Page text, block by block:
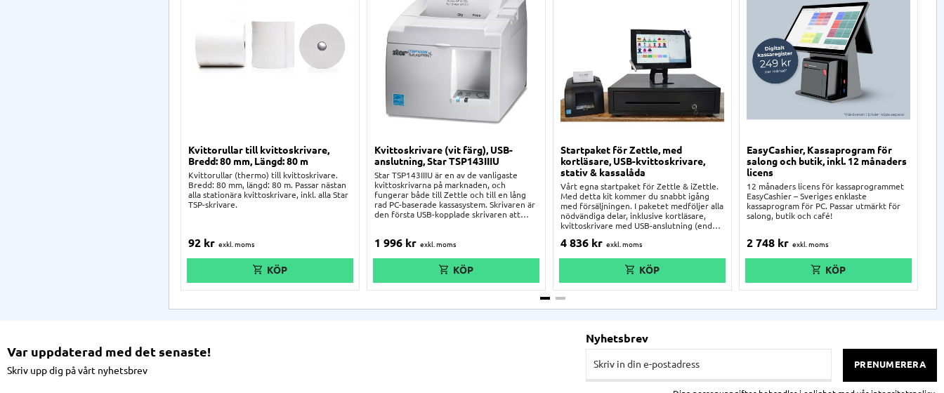
Kvittorullar till kvittoskrivare,
Bredd: 80 mm, Längd: 80 m
Kvittorullar (thermo) till kvittoskrivare.
Bredd: 80 mm, längd: 80 m. Passar nästan
alla stationära kvittoskrivare, inkl. alla Star
TSP-skrivare.
92 kr
Kvittoskrivare (vit färg), USB-
anslutning, Star TSP143IIIU
Star TSP143IIIU är en av de vanligaste
kvittoskrivarna på marknaden, och
fungerar både till Zettle och till en lång
rad PC-baserade kassasystem. Skrivaren är
den första USB-kopplade skrivaren att
en smart utplattningsfunktion, snabba
1 996 kr
Startpaket för Zettle, med
kortläsare, USB-kvittoskrivare,
stativ & kassalåda
Vårt egna startpaket för Zettle & iZettle.
Med detta kit kommer du snabbt igång
med försäljningen. I paketet medföljer alla
nödvändiga delar, inklusive kortläsare,
kvittoskrivare med USB-anslutning (endast
Kvittoskrivaren kopplas med Apple-kabel
4 836 kr
EasyCashier, Kassaprogram för
salong och butik, inkl. 12 månaders
licens
12 månaders licens för kassaprogrammet
EasyCashier – Sveriges enklaste
kassaprogram för PC. Passar utmärkt för
salong, butik och café!
2 748 kr
Var uppdaterad med det senaste!
Skriv upp dig på vårt nyhetsbrev
Nyhetsbrev
PRENUMERERA